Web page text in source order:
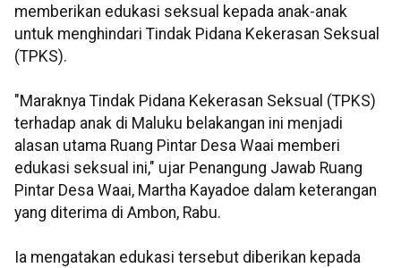
memberikan edukasi seksual kepada anak-anak
untuk menghindari Tindak Pidana Kekerasan Seksual
(TPKS).
"Maraknya Tindak Pidana Kekerasan Seksual (TPKS)
terhadap anak di Maluku belakangan ini menjadi
alasan utama Ruang Pintar Desa Waai memberi
edukasi seksual ini," ujar Penangung Jawab Ruang
Pintar Desa Waai, Martha Kayadoe dalam keterangan
yang diterima di Ambon, Rabu.
Ia mengatakan edukasi tersebut diberikan kepada